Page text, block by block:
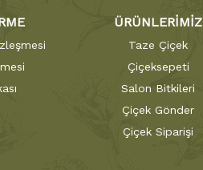
ÜRÜNLERİMİZ
Taze Çiçek
Çiçeksepeti
Salon Bitkileri
Çiçek Gönder
Çiçek Siparişi